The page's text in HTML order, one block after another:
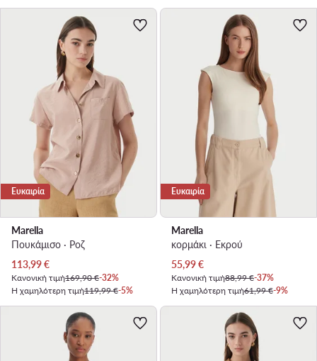
Ευκαιρία
Marella
Πουκάμισο · Ροζ
Τρέχουσα τιμή
113,99€
Κανονική τιμή169,90 €-32%
Η χαμηλότερη τιμή119,99 €-5%
Ευκαιρία
Marella
κορμάκι · Εκρού
Τρέχουσα τιμή
55,99€
Κανονική τιμή88,99 €-37%
Η χαμηλότερη τιμή61,99 €-9%